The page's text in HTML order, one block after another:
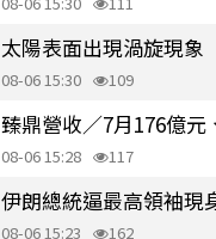
太陽表面出現渦旋現
08-06 15:30 109
臻鼎營收／7月176億元
08-06 15:28 117
伊朗總統逼最高領袖現
08-06 15:23 162